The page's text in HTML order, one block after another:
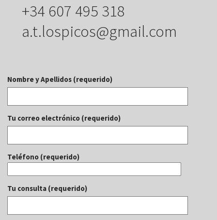
+34 607 495 318
a.t.lospicos@gmail.com
Nombre y Apellidos (requerido)
Tu correo electrónico (requerido)
Teléfono (requerido)
Tu consulta (requerido)